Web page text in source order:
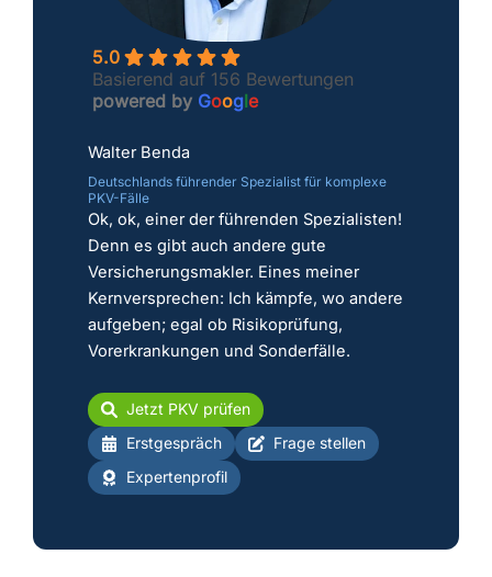
5.0
Basierend auf 156 Bewertungen
powered by Google
Walter Benda
Deutschlands führender Spezialist für komplexe
PKV-Fälle
Ok, ok, einer der führenden Spezialisten!
Denn es gibt auch andere gute
Versicherungsmakler. Eines meiner
Kernversprechen: Ich kämpfe, wo andere
aufgeben; egal ob Risikoprüfung,
Vorerkrankungen und Sonderfälle.
Jetzt PKV prüfen
Erstgespräch
Frage stellen
Expertenprofil